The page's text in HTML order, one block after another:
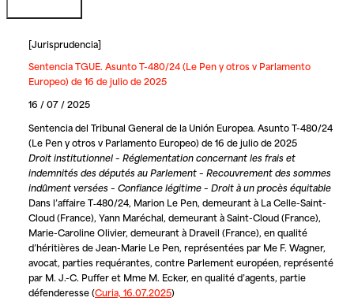
[Jurisprudencia]
Sentencia TGUE. Asunto T-480/24 (Le Pen y otros v Parlamento
Europeo) de 16 de julio de 2025
16 / 07 / 2025
Sentencia del Tribunal General de la Unión Europea. Asunto T-480/24
(Le Pen y otros v Parlamento Europeo) de 16 de julio de 2025
Droit institutionnel – Réglementation concernant les frais et
indemnités des députés au Parlement – Recouvrement des sommes
indûment versées – Confiance légitime – Droit à un procès équitable
Dans l’affaire T‑480/24, Marion Le Pen, demeurant à La Celle-Saint-
Cloud (France), Yann Maréchal, demeurant à Saint-Cloud (France),
Marie-Caroline Olivier, demeurant à Draveil (France), en qualité
d’héritières deJean-Marie Le Pen, représentées par Me F. Wagner,
avocat, parties requérantes, contre Parlement européen, représenté
par M. J.-C. Puffer et Mme M. Ecker, en qualité d’agents, partie
défenderesse(Curia, 16.07.2025)